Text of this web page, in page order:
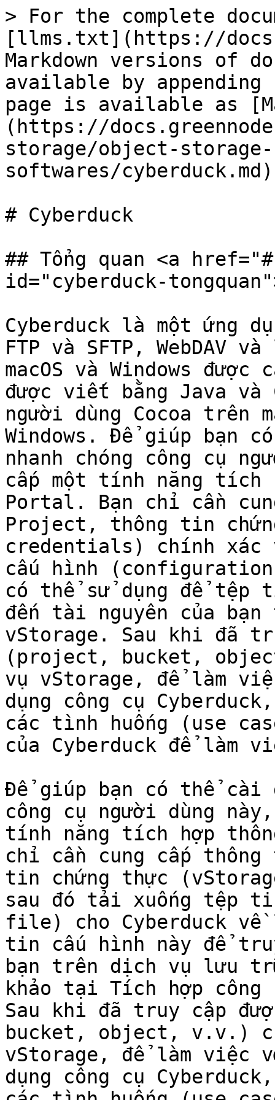
> For the complete
[llms.txt](https://
Markdown versions of
available by
page is available as
(https://
storage/object-
softwares/
# Cyberduck
## Tổng quan <a
id="cyberduck-
Cyberduck là một ứng
FTP và SFTP, WebDAV
macOS và Windows
được viết bằng Java và
người dùng Cocoa trên
Windows. Để giúp bạn
nhanh chóng công cụ
cấp một tính năng tích
Portal. Bạn chỉ cần
Project, thông tin
credentials) chính
cấu hình
có thể sử dụng để tệp
đến tài nguyên của
vStorage. Sau khi đã
(project, bucket,
vụ vStorage, để làm
dụng công cụ
các tình huống (use
của Cyberduck để làm
Để giúp bạn có thể cài
công cụ người dùng
tính năng tích hợp
chỉ cần cung cấp
tin chứng thực
sau đó tải xuống tệp
file) cho Cyberduck
tin cấu hình này để
bạn trên dịch vụ lưu
khảo tại Tích hợp công
Sau khi đã truy cập
bucket, object, v.v.)
vStorage, để làm việc
dụng công cụ